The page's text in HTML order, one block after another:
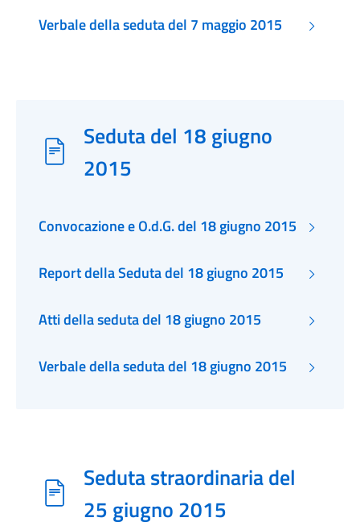
Verbale della seduta del 7 maggio 2015
Seduta del 18 giugno
2015
Convocazione e O.d.G. del 18 giugno 2015
Report della Seduta del 18 giugno 2015
Atti della seduta del 18 giugno 2015
Verbale della seduta del 18 giugno 2015
Seduta straordinaria del
25 giugno 2015